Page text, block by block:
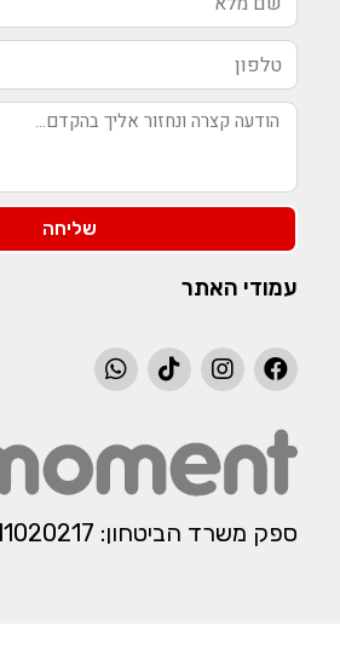
שליחה
עמודי האתר
ספק משרד הביטחון: 0011020217​​